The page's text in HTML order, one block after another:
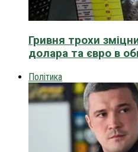
Гривня трохи
долара та євро в
Політика